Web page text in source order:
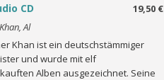
19,50 €
CD
Al
Khan ist ein deutschstämmiger
und wurde mit elf
Alben ausgezeichnet. Seine